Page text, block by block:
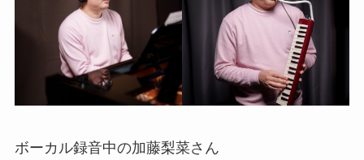
ボーカル録音中の加藤梨菜さん